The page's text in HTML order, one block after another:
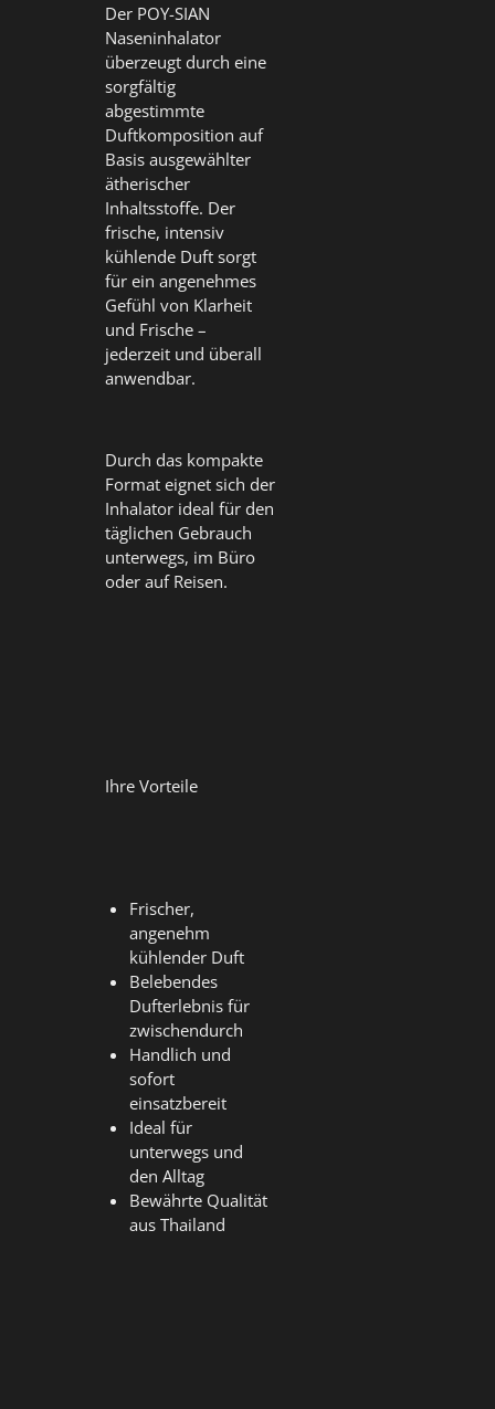
Der POY-SIAN
Naseninhalator
überzeugt durch eine
sorgfältig
abgestimmte
Duftkomposition auf
Basis ausgewählter
ätherischer
Inhaltsstoffe. Der
frische, intensiv
kühlende Duft sorgt
für ein angenehmes
Gefühl von Klarheit
und Frische –
jederzeit und überall
anwendbar.
Durch das kompakte
Format eignet sich der
Inhalator ideal für den
täglichen Gebrauch
unterwegs, im Büro
oder auf Reisen.
Ihre Vorteile
Frischer,
angenehm
kühlender Duft
Belebendes
Dufterlebnis für
zwischendurch
Handlich und
sofort
einsatzbereit
Ideal für
unterwegs und
den Alltag
Bewährte Qualität
aus Thailand